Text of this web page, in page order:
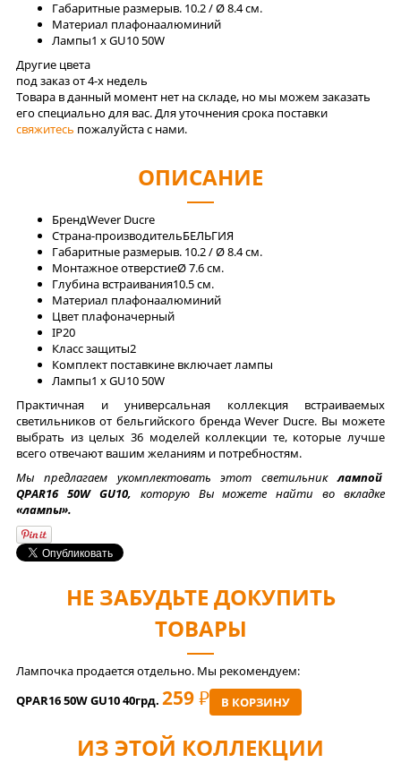
Габаритные размерыв. 10.2 / Ø 8.4 см.
Материал плафонаалюминий
Лaмпы1 x GU10 50W
Другие цвета
под заказ от 4-x недель
Товара в данный момент нет на складе, но мы можем заказать
его специально для вас. Для уточнения срока поставки
свяжитесь пожалуйста с нами.
ОПИСАНИЕ
БрендWever Ducre
Страна-производительБЕЛЬГИЯ
Габаритные размерыв. 10.2 / Ø 8.4 см.
Монтажное отверстиеØ 7.6 см.
Глубина встраивания10.5 см.
Материал плафонаалюминий
Цвет плафоначерный
IP20
Класс защиты2
Комплект поставкине включает лампы
Лaмпы1 x GU10 50W
Практичная и универсальная коллекция встраиваемых
светильников от бельгийского бренда Wever Ducre. Вы можете
выбрать из целых 36 моделей коллекции те, которые лучше
всего отвечают вашим желаниям и потребностям.
Мы предлагаем укомплектовать этот светильниклампой
QPAR16 50W GU10, которую Вы можете найти во вкладке
«лампы».
НЕ ЗАБУДЬТЕ ДОКУПИТЬ
ТОВАРЫ
Лампочка продается отдельно. Мы рекомендуем:
QPAR16 50W GU10 40грд. 259 РУБ В КОРЗИНУ
ИЗ ЭТОЙ КОЛЛЕКЦИИ